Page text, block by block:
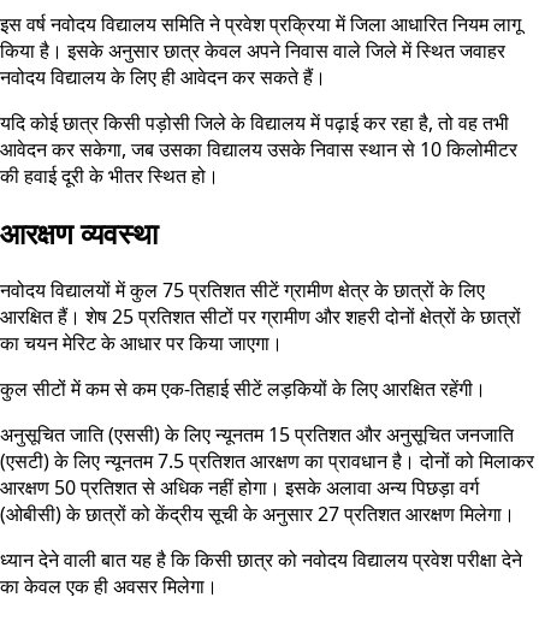
इस वर्ष नवोदय विद्यालय समिति ने प्रवेश प्रक्रिया में जिला आधारित नियम लागू
किया है। इसके अनुसार छात्र केवल अपने निवास वाले जिले में स्थित जवाहर
नवोदय विद्यालय के लिए ही आवेदन कर सकते हैं।
यदि कोई छात्र किसी पड़ोसी जिले के विद्यालय में पढ़ाई कर रहा है, तो वह तभी
आवेदन कर सकेगा, जब उसका विद्यालय उसके निवास स्थान से 10 किलोमीटर
की हवाई दूरी के भीतर स्थित हो।
आरक्षण व्यवस्था
नवोदय विद्यालयों में कुल 75 प्रतिशत सीटें ग्रामीण क्षेत्र के छात्रों के लिए
आरक्षित हैं। शेष 25 प्रतिशत सीटों पर ग्रामीण और शहरी दोनों क्षेत्रों के छात्रों
का चयन मेरिट के आधार पर किया जाएगा।
कुल सीटों में कम से कम एक-तिहाई सीटें लड़कियों के लिए आरक्षित रहेंगी।
अनुसूचित जाति (एससी) के लिए न्यूनतम 15 प्रतिशत और अनुसूचित जनजाति
(एसटी) के लिए न्यूनतम 7.5 प्रतिशत आरक्षण का प्रावधान है। दोनों को मिलाकर
आरक्षण 50 प्रतिशत से अधिक नहीं होगा। इसके अलावा अन्य पिछड़ा वर्ग
(ओबीसी) के छात्रों को केंद्रीय सूची के अनुसार 27 प्रतिशत आरक्षण मिलेगा।
ध्यान देने वाली बात यह है कि किसी छात्र को नवोदय विद्यालय प्रवेश परीक्षा देने
का केवल एक ही अवसर मिलेगा।